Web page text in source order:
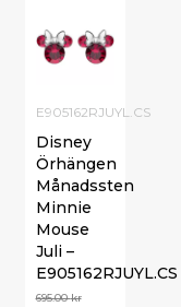
E905162RJUYL.CS
Disney
Örhängen
Månadssten
Minnie
Mouse
Juli –
E905162RJUYL.CS
695.00kr